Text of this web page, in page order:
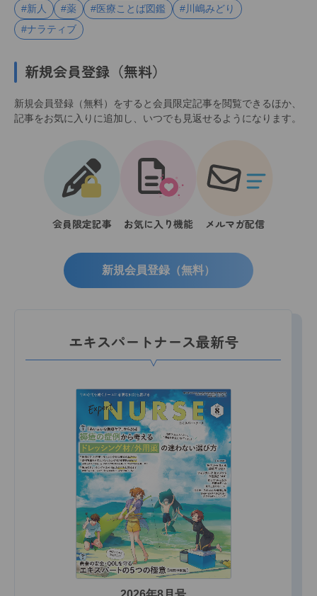
#新人
#薬 #医療ことば図鑑
#川嶋みどり
#ナラティブ
新規会員登録（無料）
新規会員登録（無料）をすると会員限定記事を閲覧できるほか、
記事をお気に入りに追加し、いつでも見返せるようになります。
会員限定記事 お気に入り機能 メルマガ配信
新規会員登録（無料）
エキスパートナース最新号